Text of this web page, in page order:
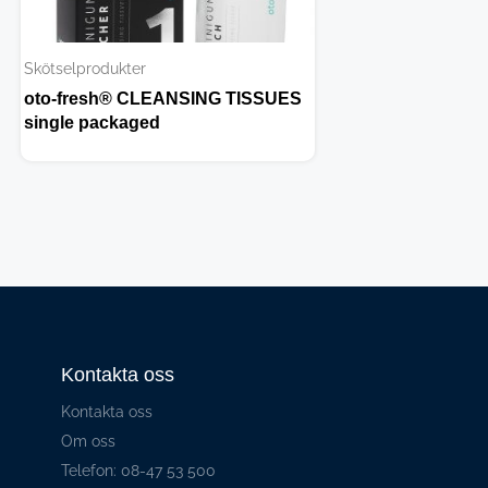
Skötselprodukter
oto-fresh® CLEANSING TISSUES
single packaged
Kontakta oss
Kontakta oss
Om oss
Telefon: 08-47 53 500